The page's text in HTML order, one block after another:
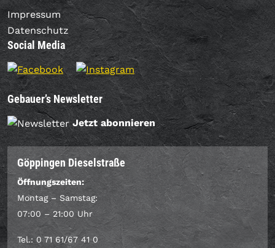
Impressum
Datenschutz
Social Media
Gebauer’s Newsletter
Jetzt abonnieren
Göppingen Dieselstraße
Öffnungszeiten:
Montag – Samstag:
07:00 – 21:00 Uhr
Tel.: 0 71 61/67 41 0